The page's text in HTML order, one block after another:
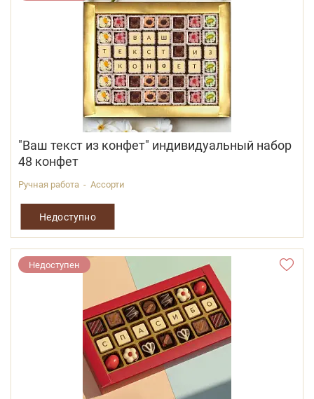
"Ваш текст из конфет" индивидуальный набор
48 конфет
Ручная работа - Ассорти
Недоступно
Недоступен